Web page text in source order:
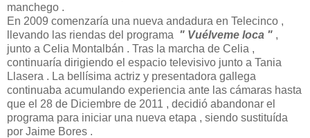
manchego .
En 2009 comenzaría una nueva andadura en Telecinco ,
llevando las riendas del programa " Vuélveme loca " ,
junto a Celia Montalbán . Tras la marcha de Celia ,
continuaría dirigiendo el espacio televisivo junto a Tania
Llasera . La bellísima actriz y presentadora gallega
continuaba acumulando experiencia ante las cámaras hasta
que el 28 de Diciembre de 2011 , decidió abandonar el
programa para iniciar una nueva etapa , siendo sustituída
por Jaime Bores .